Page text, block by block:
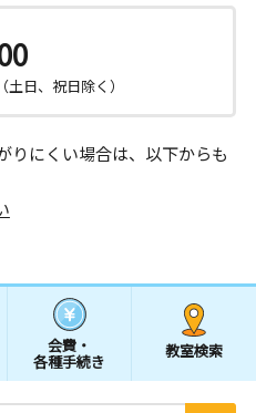
土日、祝日除く）
りにくい場合は、以下からも
会費・
各種手続き
教室検索